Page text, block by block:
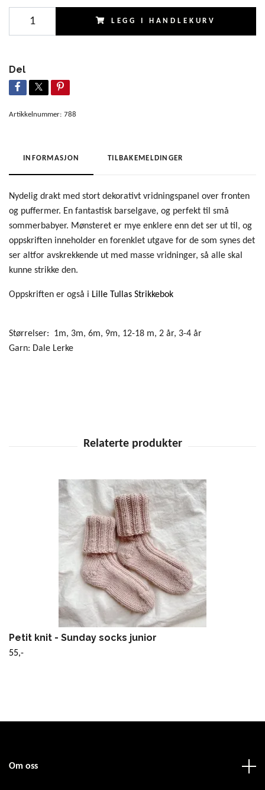
LEGG I HANDLEKURV
Del
Artikkelnummer: 788
INFORMASJON TILBAKEMELDINGER
Nydelig drakt med stort dekorativt vridningspanel over fronten
og puffermer. En fantastisk barselgave, og perfekt til små
sommerbabyer. Mønsteret er mye enklere enn det ser ut til, og
oppskriften inneholder en forenklet utgave for de som synes det
ser altfor avskrekkende ut med masse vridninger, så alle skal
kunne strikke den.
Oppskriften er også i Lille Tullas Strikkebok
Størrelser: 1m, 3m, 6m, 9m, 12-18 m, 2 år, 3-4 år
Garn: Dale Lerke
Petit knit - Sunday socks junior
55,-
Om oss